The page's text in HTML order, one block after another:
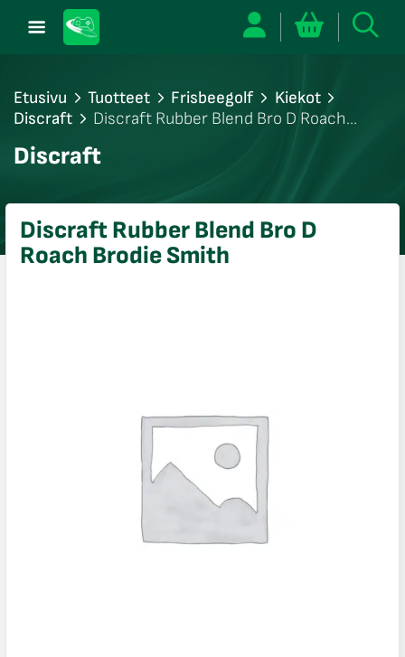
Etusivu Tuotteet Frisbeegolf
Kiekot
Discraft
Discraft Rubber Blend Bro D Roach
Discraft
Discraft Rubber Blend Bro D
Roach Brodie Smith
sulje
sulje